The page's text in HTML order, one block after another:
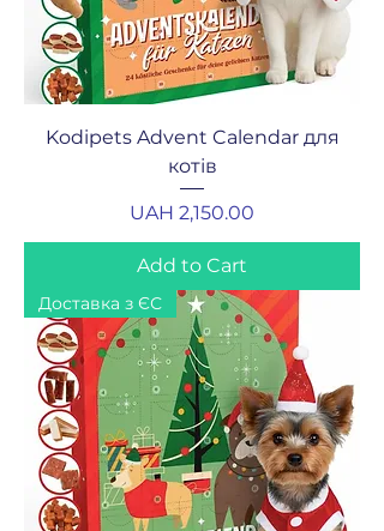
Kodipets Advent Calendar для
котів
Price
UAH 2,150.00
Add to Cart
Доставка з ЄС